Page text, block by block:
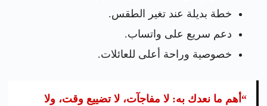
خطة بديلة عند تغير الطقس.
دعم سريع على واتساب.
خصوصية وراحة أعلى للعائلات.
“أهم ما نعدك به: لا مفاجآت، لا تضييع وقت، ولا